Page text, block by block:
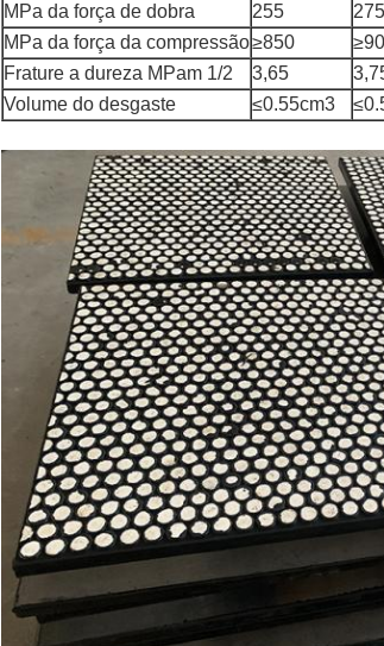
MPa da força de dobra
255 275
MPa da força da compressão≥850
Frature a dureza MPam 1/2
3,65
Volume do desgaste
≤0.55cm3